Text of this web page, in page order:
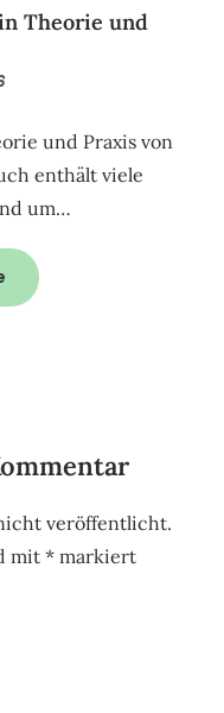
Theorie und
und Praxis von
enthält viele
um…
veröffentlicht.
mit*markiert